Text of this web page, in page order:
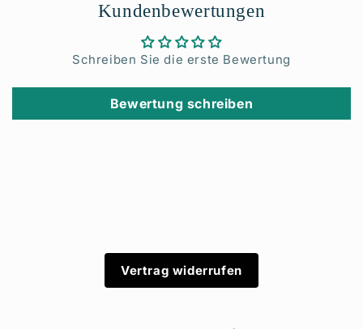
Kundenbewertungen
Schreiben Sie die erste Bewertung
Bewertung schreiben
Vertrag widerrufen